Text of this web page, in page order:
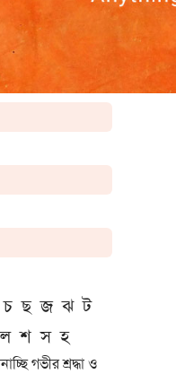
চ ছ জ ঝ ট
ল শ স হ
গভীর শ্রদ্ধা ও